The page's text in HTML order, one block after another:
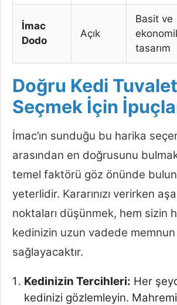
İmac
Dodo
Açık
Basit ve
tasarım
Doğru Kedi
Seçmek İçin
İmac’ın sunduğu bu harika
arasından en doğrusunu
temel faktörü göz önünde
yeterlidir. Kararınızı verirken
noktaları düşünmek, hem sizin
kedinizin uzun vadede memnun
sağlayacaktır.
Kedinizin Tercihleri: Her
kedinizi gözlemleyin.